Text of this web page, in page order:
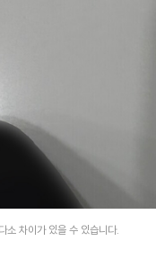
소 차이가 있을 수 있습니다.